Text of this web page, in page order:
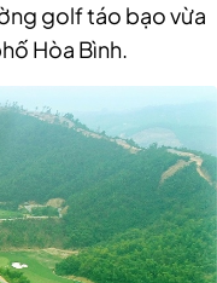
golf táo bạo vừa
Hòa Bình.